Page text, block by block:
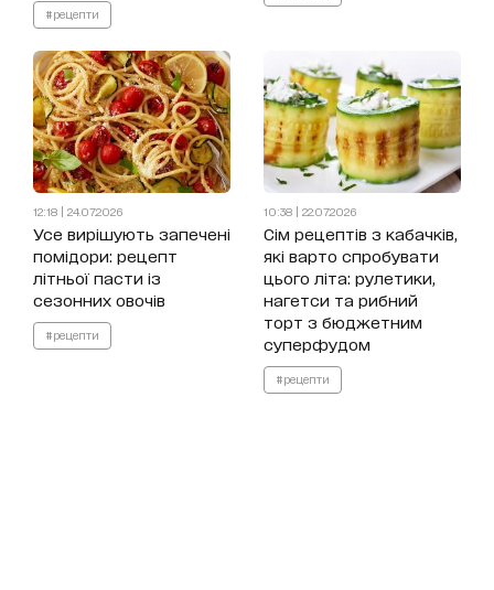
#рецепти
12:18 | 24.07.2026
Усе вирішують запечені
помідори: рецепт
літньої пасти із
сезонних овочів
#рецепти
10:38 | 22.07.2026
Сім рецептів з кабачків,
які варто спробувати
цього літа: рулетики,
нагетси та рибний
торт з бюджетним
суперфудом
#рецепти